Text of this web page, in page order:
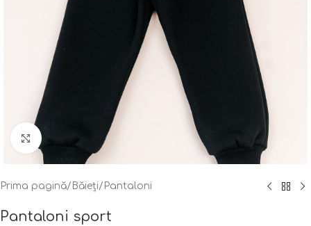
Fă clic pentru a mări
Prima pagină/ Băieți/ Pantaloni
Pantaloni sport